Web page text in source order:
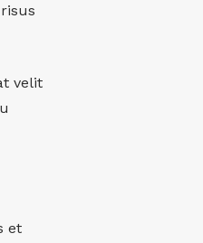
velit
et